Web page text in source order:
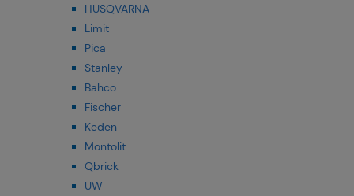
HUSQVARNA
Limit
Pica
Stanley
Bahco
Fischer
Keden
Montolit
Qbrick
UW